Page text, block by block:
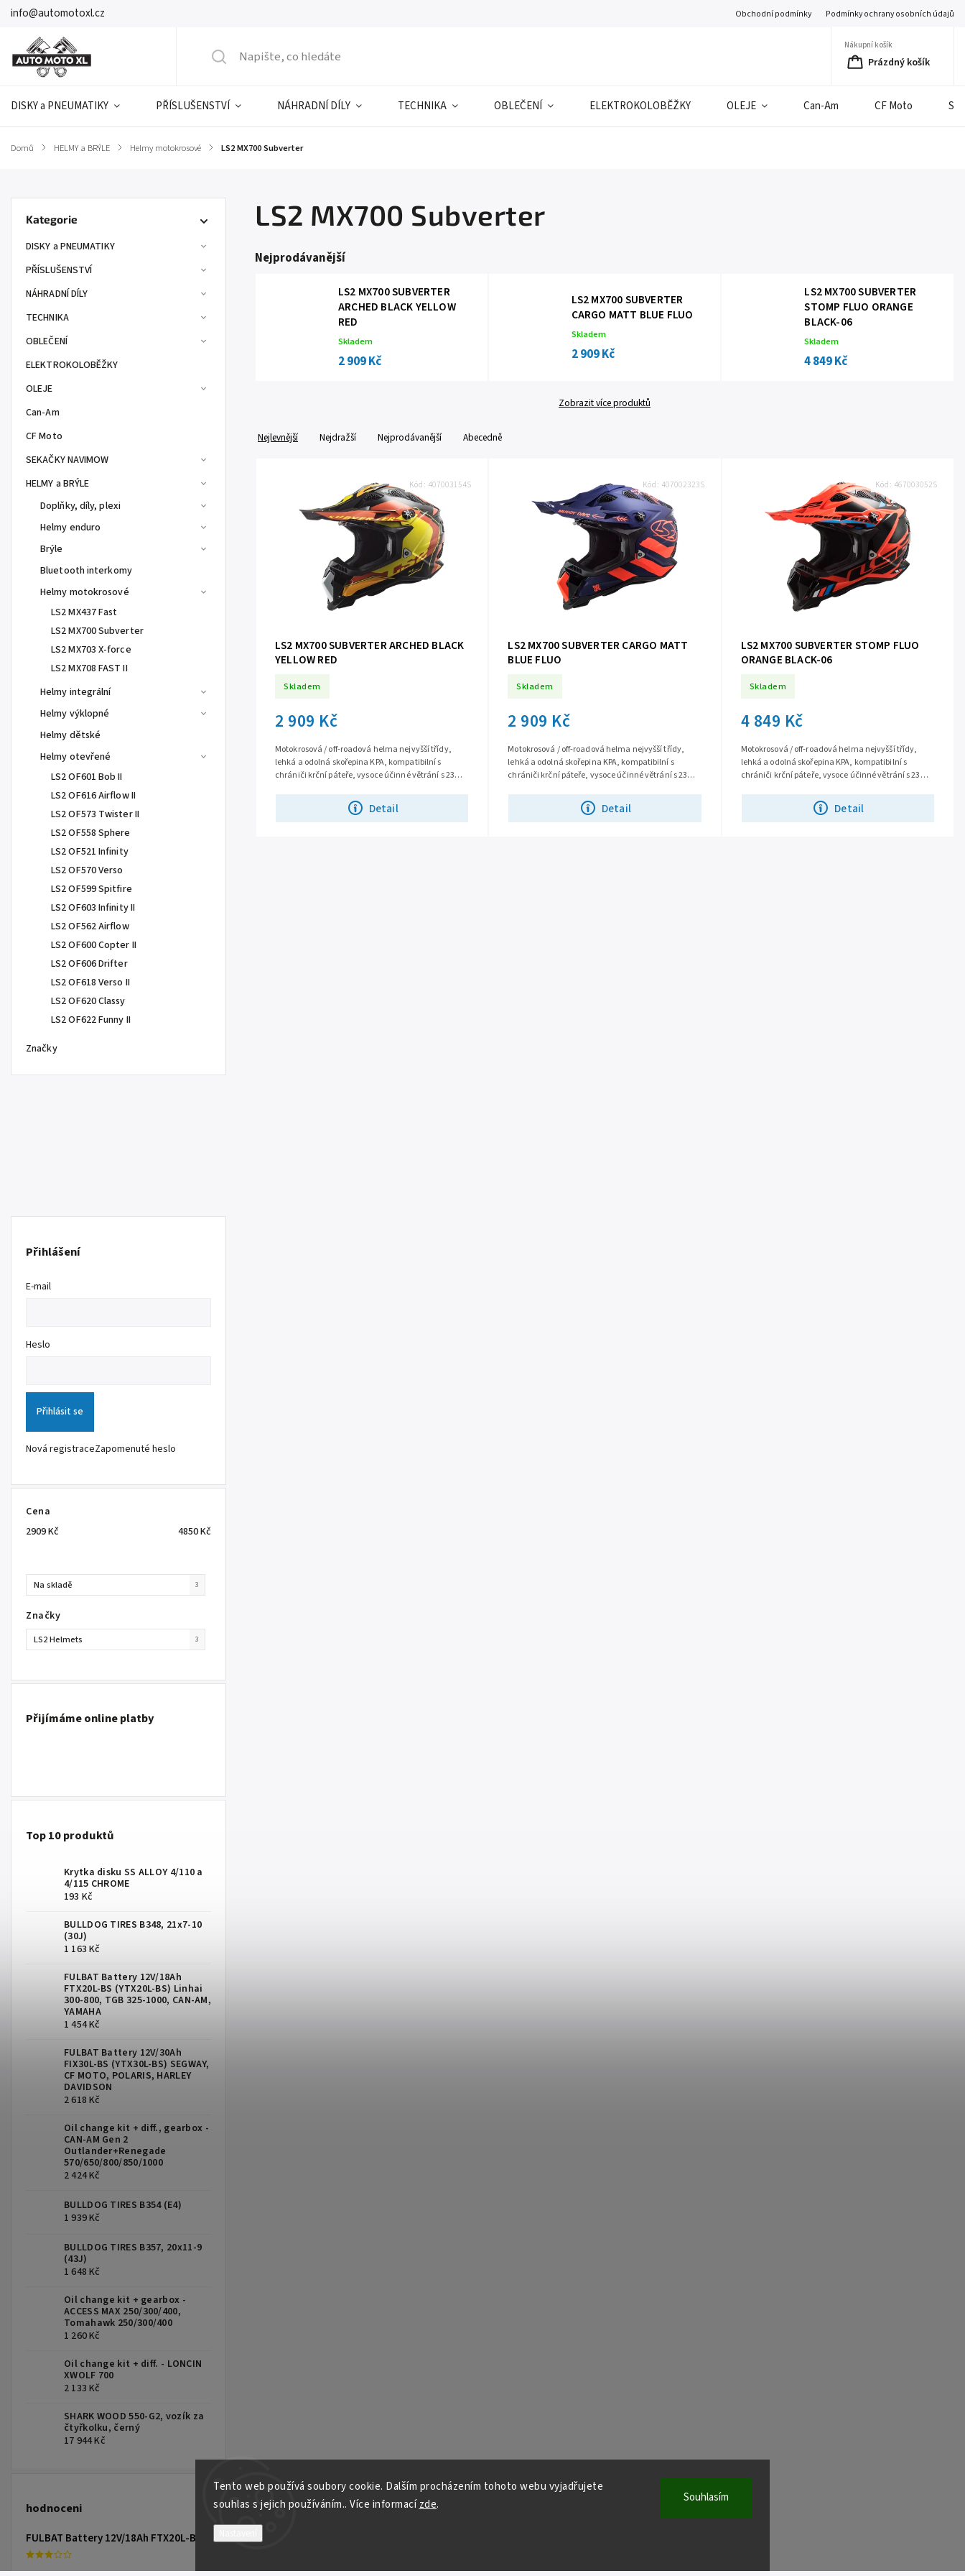
Tento web používá soubory cookie. Dalším procházením tohoto webu vyjadřujete
souhlas s jejich používáním.. Více informacízde. Souhlasím
info@automotoxl.cz Obchodní podmínky Podmínky ochrany osobních údajů
Nákupní košík
Prázdný košík
DISKY a PNEUMATIKY PŘÍSLUŠENSTVÍ NÁHRADNÍ DÍLY TECHNIKA OBLEČENÍ ELEKTROKOLOBĚŽKY OLEJE Can-Am CF Moto
Domů / HELMY a BRÝLE / Helmy motokrosové / LS2 MX700 Subverter
Kategorie
DISKY a PNEUMATIKY
PŘÍSLUŠENSTVÍ
NÁHRADNÍ DÍLY
TECHNIKA
OBLEČENÍ
ELEKTROKOLOBĚŽKY
OLEJE
Can-Am
CF Moto
SEKAČKY NAVIMOW
HELMY a BRÝLE
Doplňky, díly, plexi
Helmy enduro
Brýle
Bluetooth interkomy
Helmy motokrosové
LS2 MX437 Fast
LS2 MX700 Subverter
LS2 MX703 X-force
LS2 MX708 FAST II
Helmy integrální
Helmy výklopné
Helmy dětské
Helmy otevřené
LS2 OF601 Bob II
LS2 OF616 Airflow II
LS2 OF573 Twister II
LS2 OF558 Sphere
LS2 OF521 Infinity
LS2 OF570 Verso
LS2 OF599 Spitfire
LS2 OF603 Infinity II
LS2 OF562 Airflow
LS2 OF600 Copter II
LS2 OF606 Drifter
LS2 OF618 Verso II
LS2 OF620 Classy
LS2 OF622 Funny II
Značky
Přihlášení
E-mail
Heslo
Přihlásit se
Nová registraceZapomenuté heslo
Cena
2909Kč 4850Kč
Na skladě 3
Značky
LS2 Helmets 3
Přijímáme online platby
Top 10 produktů
Krytka disku SS ALLOY 4/110 a
4/115 CHROME
193 Kč
BULLDOG TIRES B348, 21x7-10
(30J)
1 163 Kč
FULBAT Battery 12V/18Ah
FTX20L-BS (YTX20L-BS) Linhai
300-800, TGB 325-1000, CAN-AM,
YAMAHA
1 454 Kč
FULBAT Battery 12V/30Ah
FIX30L-BS (YTX30L-BS) SEGWAY,
CF MOTO, POLARIS, HARLEY
DAVIDSON
2 618 Kč
Oil change kit + diff., gearbox -
CAN-AM Gen 2
Outlander+Renegade
570/650/800/850/1000
2 424 Kč
BULLDOG TIRES B354 (E4)
1 939 Kč
BULLDOG TIRES B357, 20x11-9
(43J)
1 648 Kč
Oil change kit + gearbox -
ACCESS MAX 250/300/400,
Tomahawk 250/300/400
1 260 Kč
Oil change kit + diff. - LONCIN
XWOLF 700
2 133 Kč
SHARK WOOD 550-G2, vozík za
čtyřkolku, černý
17 944 Kč
hodnoceni
LS2 MX700 Subverter
Nejprodávanější
LS2 MX700 SUBVERTER
ARCHED BLACK YELLOW
RED
Skladem
2 909 Kč
LS2 MX700 SUBVERTER
CARGO MATT BLUE FLUO
Skladem
2 909 Kč
LS2 MX700 SUBVERTER
STOMP FLUO ORANGE
BLACK-06
Skladem
4 849 Kč
Zobrazit více produktů
Nejlevnější Nejdražší Nejprodávanější Abecedně
LS2 MX700 SUBVERTER ARCHED BLACK
YELLOW RED
Skladem
2 909 Kč
Detail
Motokrosová / off-roadová helma nejvyšší třídy,
lehká a odolná skořepina KPA, kompatibilní s
chrániči krční páteře, vysoce účinné větrání s 23
Kód: 407003154S
LS2 MX700 SUBVERTER CARGO MATT
BLUE FLUO
Skladem
2 909 Kč
Detail
Motokrosová / off-roadová helma nejvyšší třídy,
lehká a odolná skořepina KPA, kompatibilní s
chrániči krční páteře, vysoce účinné větrání s 23
Kód: 407002323S
LS2 MX700 SUBVERTER STOMP FLUO
ORANGE BLACK-06
Skladem
4 849 Kč
Detail
Motokrosová / off-roadová helma nejvyšší třídy,
lehká a odolná skořepina KPA, kompatibilní s
chrániči krční páteře, vysoce účinné větrání s 23
Kód: 467003052S